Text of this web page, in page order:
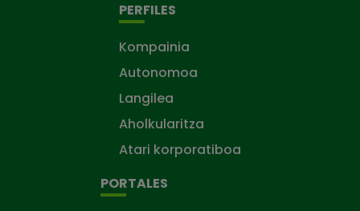
PERFILES
Kompainia
Autonomoa
Langilea
Aholkularitza
Atari korporatiboa
PORTALES